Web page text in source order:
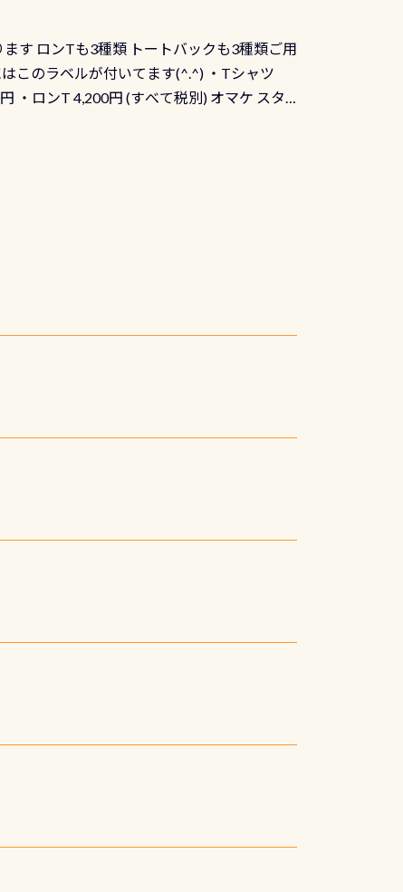
す ロンTも3種類 トートバックも3種類ご用
このラベルが付いてます(^.^) ・Tシャツ
・ロンT 4,200円 (すべて税別) オマケ スタ